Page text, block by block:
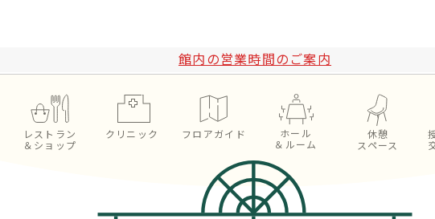
館内の営業時間のご案内
レストラン
＆ショップ
クリニック フロアガイド
ホール
＆ルーム
休憩
スペース